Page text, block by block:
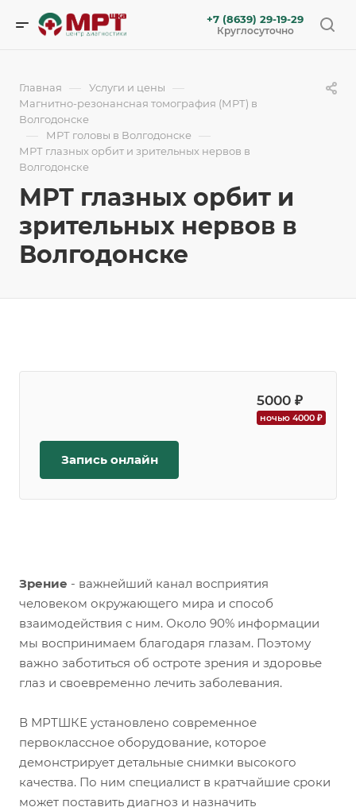
+7 (8639) 29-19-29
Круглосуточно
Главная — Услуги и цены —
Магнитно-резонансная томография (МРТ) в
Волгодонске
— МРТ головы в Волгодонске —
МРТ глазных орбит и зрительных нервов в
Волгодонске
МРТ глазных орбит и
зрительных нервов в
Волгодонске
5000 ₽
ночью 4000 ₽
Запись онлайн
Зрение - важнейший канал восприятия
человеком окружающего мира и способ
взаимодействия с ним. Около 90% информации
мы воспринимаем благодаря глазам. Поэтому
важно заботиться об остроте зрения и здоровье
глаз и своевременно лечить заболевания.
В МРТШКЕ установлено современное
первоклассное оборудование, которое
демонстрирует детальные снимки высокого
качества. По ним специалист в кратчайшие сроки
может поставить диагноз и назначить